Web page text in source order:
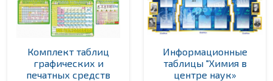
Комплект таблиц
графических и
печатных средств
Информационные
таблицы "Химия в
центре наук»